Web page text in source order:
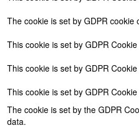
The cookie is set by GDPR
This cookie is set by GDPR
This cookie is set by GDPR
This cookie is set by GDPR
The cookie is set by the GDPR
data.